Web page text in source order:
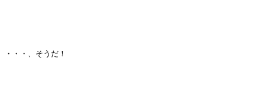
・・・、そうだ！